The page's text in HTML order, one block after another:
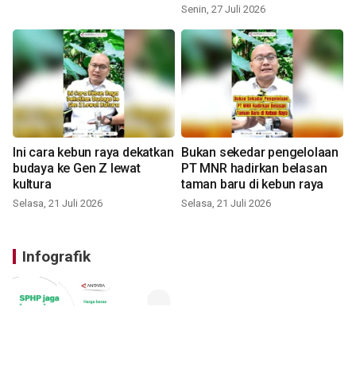
Senin, 27 Juli 2026
Ini cara kebun raya dekatkan
budaya ke Gen Z lewat
kultura
Selasa, 21 Juli 2026
Bukan sekedar pengelolaan
PT MNR hadirkan belasan
taman baru di kebun raya
Selasa, 21 Juli 2026
Infografik